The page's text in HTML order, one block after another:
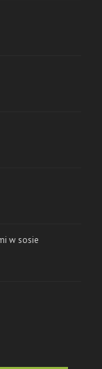
w sosie